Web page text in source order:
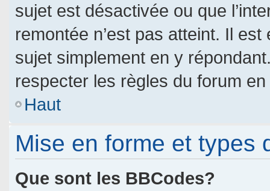
sujet est désactivée ou que
remontée n’est pas atteint. Il
sujet simplement en y
respecter les règles du forum
Haut
Mise en forme et types
Que sont les BBCodes?